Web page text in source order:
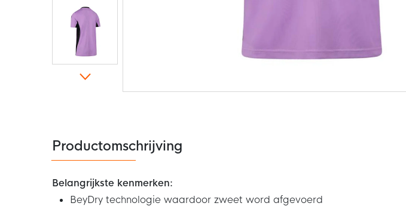
de
afbeeldingen-
gallerij
Productomschrijving
Belangrijkste kenmerken:
BeyDry technologie waardoor zweet word afgevoerd